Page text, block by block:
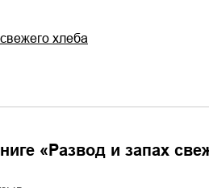
хлеба
« Развод и запах